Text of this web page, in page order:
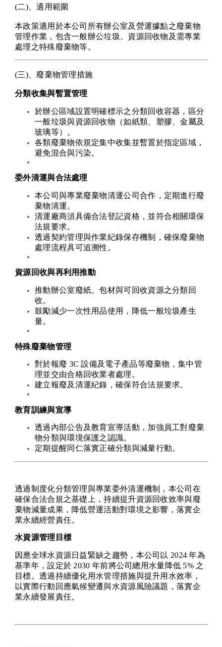
(二)、適用範圍
本政策適用於本公司所有辦公室及營運據點之廢棄物
管理作業，包含一般辦公垃圾、資源回收物及需專業
處理之特殊廢棄物等。
(三)、廢棄物管理措施
分類收集與暫置管理
於辦公區域設置明確標示之分類回收容器，區分
一般垃圾與資源回收物（如紙類、塑膠、金屬及
玻璃等）。
各類廢棄物依規定集中收集並暫置於指定區域，
避免混合與污染。
委外清運與合法處理
本公司與專業廢棄物清運公司合作，定期進行廢
棄物清運。
清運廠商須具備合法登記資格，並符合相關環保
法規要求。
透過契約管理與作業紀錄保存機制，確保廢棄物
處理流程具可追溯性。
資源回收與再利用推動
推動辦公室廢紙、包材與可回收資源之分類回
收。
鼓勵減少一次性用品使用，降低一般垃圾產生
量。
特殊廢棄物管理
對於報廢 3C 設備及電子產品等廢棄物，集中管
理並交由合格回收業者處理。
建立報廢及清運紀錄，確保符合法規要求。
教育訓練與宣導
透過內部公告及教育宣導活動，加強員工對廢棄
物分類與環境保護之認識。
定期提醒同仁落實正確分類與減量行動。
透過制度化分類管理與專業委外清運機制，本公司在
確保合法合規之基礎上，持續提升資源回收效率與廢
棄物減量成果，降低營運活動對環境之影響，落實企
業永續經營責任。
水資源管理目標
因應全球水資源日益緊缺之趨勢，本公司以 2024 年為
基準年，設定於 2030 年前將公司總用水量降低 5% 之
目標。透過持續優化用水管理措施與提升用水效率，
以實際行動回應氣候變遷與水資源風險議題，落實企
業永續發展責任。